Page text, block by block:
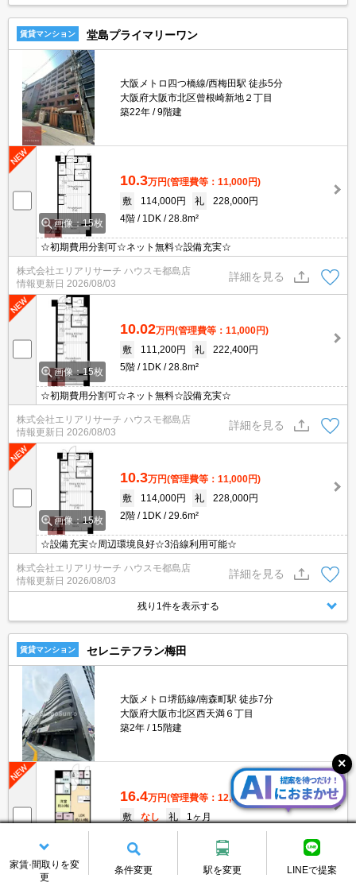
賃貸マンション 堂島プライマリーワン
大阪メトロ四つ橋線/西梅田駅 徒歩5分
大阪府大阪市北区曾根崎新地２丁目
築22年
9階建
画像：15枚
10.3万円(管理費等：11,000円)
敷
114,000円 礼
228,000円
4階
1DK 28.8m²
☆初期費用分割可☆ネット無料☆設備充実☆
株式会社エリアリサーチ ハウスモ都島店
情報更新日 2026/08/03
詳細を見る
画像：15枚
10.02万円(管理費等：11,000円)
敷
111,200円 礼
222,400円
5階
1DK 28.8m²
☆初期費用分割可☆ネット無料☆設備充実☆
株式会社エリアリサーチ ハウスモ都島店
情報更新日 2026/08/03
詳細を見る
画像：15枚
10.3万円(管理費等：11,000円)
敷
114,000円 礼
228,000円
2階
1DK 29.6m²
☆設備充実☆周辺環境良好☆3沿線利用可能☆
株式会社エリアリサーチ ハウスモ都島店
情報更新日 2026/08/03
詳細を見る
残り1件を表示する
賃貸マンション セレニテフラン梅田
大阪メトロ堺筋線/南森町駅 徒歩7分
大阪府大阪市北区西天満６丁目
築2年
15階建
16.4万円(管理費等：12,000円)
敷
なし 礼
1ヶ月
☆宅配ボックス☆駅近☆設備充実☆
家賃·間取りを変
更
条件変更 駅を変更 LINEで提案